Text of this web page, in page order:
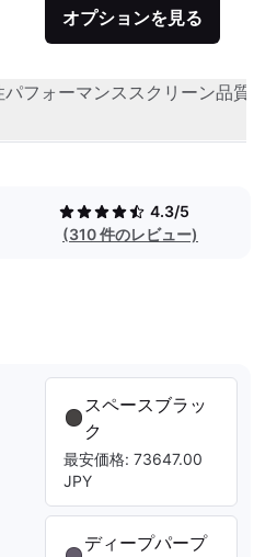
オプションを見る
パフォーマンススクリーン品質
4.3/5
(310 件のレビュー)
スペースブラッ
ク
最安価格: 73647.00
JPY
ディープパープ